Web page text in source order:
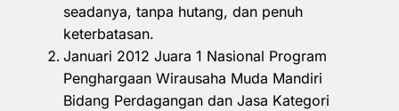
seadanya, tanpa hutang, dan penuh
keterbatasan.
Januari 2012 Juara 1 Nasional Program
Penghargaan Wirausaha Muda Mandiri
Bidang Perdagangan dan Jasa Kategori